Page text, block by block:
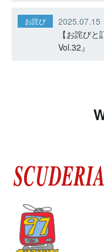
お詫び
2025.07.15
【お詫び
Vol.32』